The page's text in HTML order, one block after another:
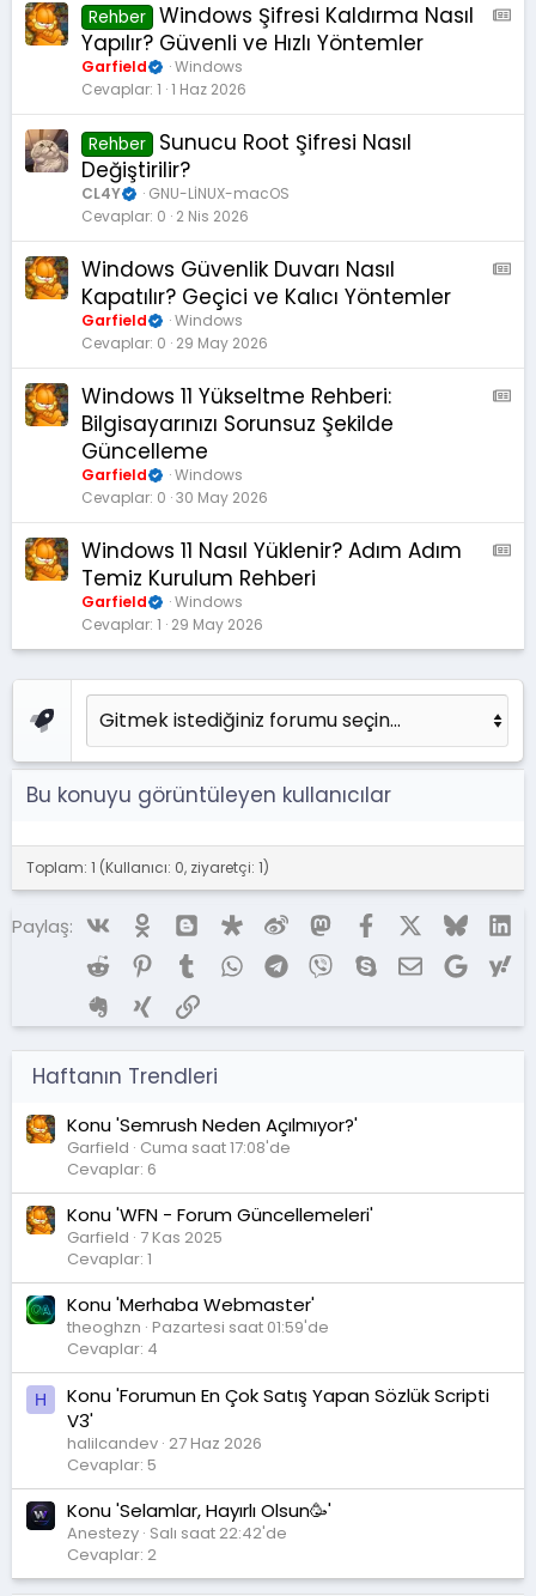
A
M
e
Rehber Windows Şifresi Kaldırma Nasıl
Yapılır? Güvenli ve Hızlı Yöntemler
Garfield
Windows
Cevaplar 1 1 Haz 2026
Rehber
Sunucu Root Şifresi Nasıl
Değiştirilir?
CL4Y
GNU-LİNUX-macOS
Cevaplar 0 2 Nis 2026
A
M
a
Windows Güvenlik Duvarı Nasıl
Kapatılır? Geçici ve Kalıcı Yöntemler
Garfield
Windows
Cevaplar 0 29 May 2026
A
a
k
Windows 11 Yükseltme Rehberi:
Bilgisayarınızı Sorunsuz Şekilde
Güncelleme
Garfield
Windows
Cevaplar 0 30 May 2026
A
M
a
e
Windows 11 Nasıl Yüklenir? Adım Adım
Temiz Kurulum Rehberi
Garfield
Windows
Cevaplar 1 29 May 2026
Bu konuyu görüntüleyen kullanıcılar
Toplam: 1 (Kullanıcı: 0, ziyaretçi: 1)
Paylaş: Vk BloggerDiaspora
Weibo MastodonFacebookX (Twitter)
Bluesky
Reddit Pinterest
TumblrWhatsAppTelegram
ViberSkypeE-postaGoogle
Evernote
Xing Link
Haftanın Trendleri
Konu 'Semrush Neden Açılmıyor?'
Garfield Cuma saat 17:08'de
Cevaplar: 6
Konu 'WFN - Forum Güncellemeleri'
Garfield 7 Kas 2025
Cevaplar: 1
Konu 'Merhaba Webmaster'
theoghzn Pazartesi saat 01:59'de
Cevaplar: 4
H
Konu 'Forumun En Çok Satış Yapan Sözlük Scripti
V3'
halilcandev 27 Haz 2026
Cevaplar: 5
Konu 'Selamlar, Hayırlı Olsun🥳'
Anestezy Salı saat 22:42'de
Cevaplar: 2